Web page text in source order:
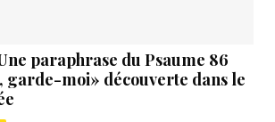
paraphrase du Psaume 86
garde-moi» découverte dans le